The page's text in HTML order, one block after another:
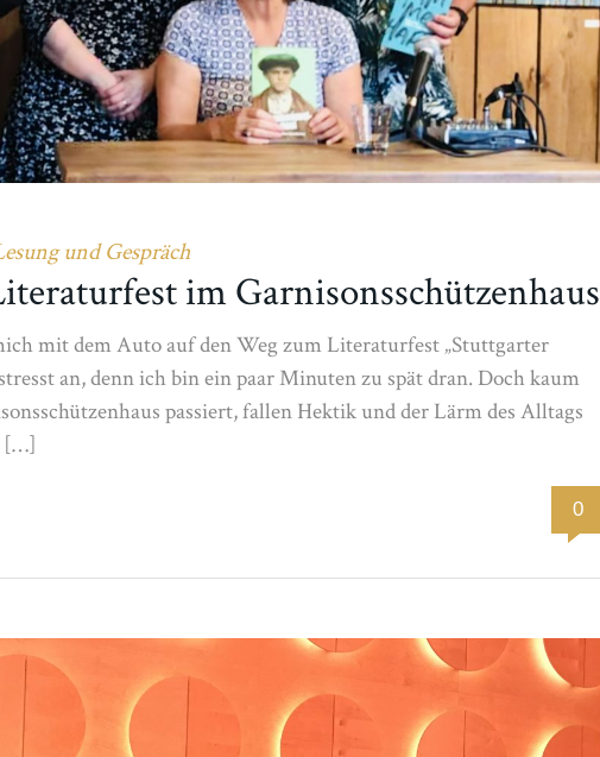
und Gespräch
im Garnisonsschützenhaus
mit dem Auto auf den Weg zum Literaturfest „Stuttgarter
an, denn ich bin ein paar Minuten zu spät dran. Doch kaum
passiert, fallen Hektik und der Lärm des Alltags
[…]
0